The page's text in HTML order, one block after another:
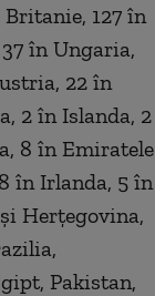
127 în
în Ungaria,
22 în
2 în Islanda, 2
8 în Emiratele
în Irlanda, 5 în
Herțegovina,
Pakistan,